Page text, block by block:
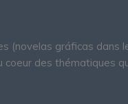
(novelas gráficas dans
coeur des thématiques